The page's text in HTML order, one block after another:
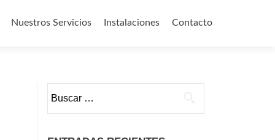
Nuestros Servicios Instalaciones Contacto